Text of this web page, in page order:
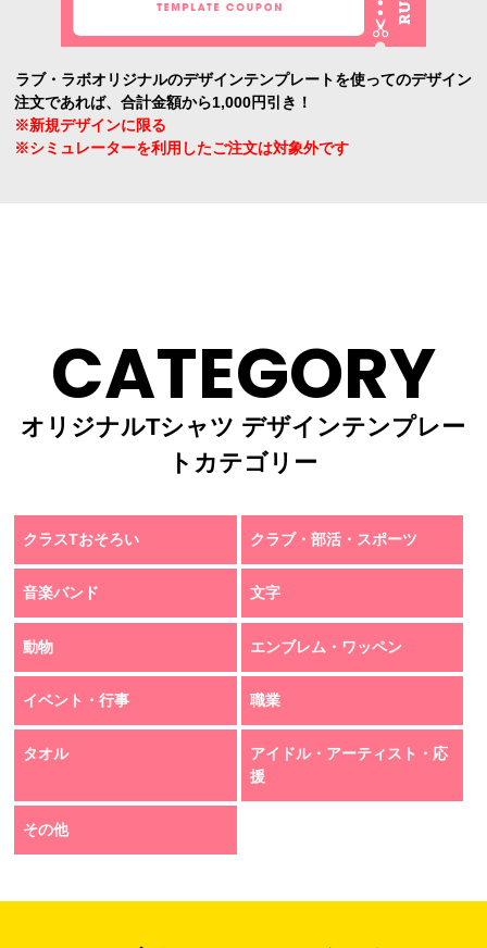
ラブ・ラボオリジナルのデザインテンプレートを使ってのデザイン
注文であれば、合計金額から1,000円引き！
※新規デザインに限る
※シミュレーターを利用したご注文は対象外です
CATEGORY
オリジナルTシャツ デザインテンプレー
トカテゴリー
クラスTおそろい クラブ・部活・スポーツ
音楽バンド 文字
動物 エンブレム・ワッペン
イベント・行事 職業
タオル
アイドル・アーティスト・応
援
その他